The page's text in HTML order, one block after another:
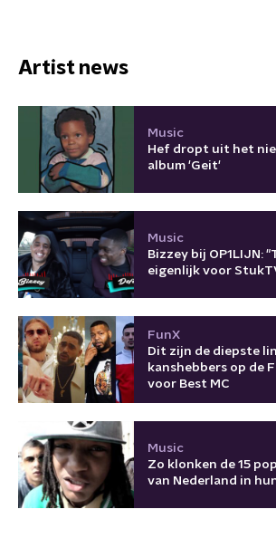
Artist news
Music
Hef dropt uit het
album 'Geit'
Music
Bizzey bij OP1LIJN:
eigenlijk voor
FunX
Dit zijn de diepste
kanshebbers op de
voor Best MC
Music
Zo klonken de 15
van Nederland in